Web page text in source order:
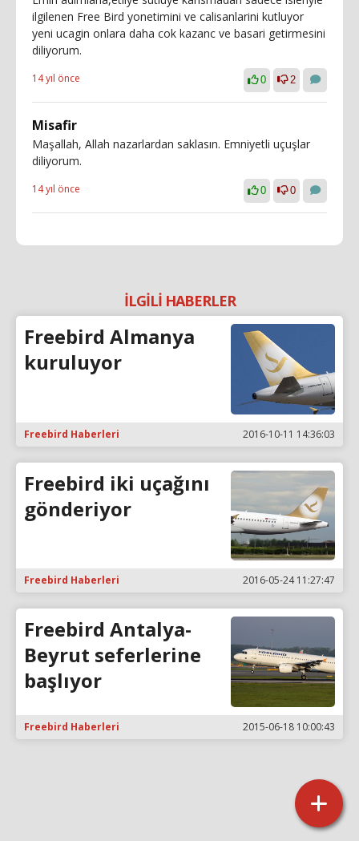
ilgilenen Free Bird yonetimini ve calisanlarini kutluyor
yeni ucagin onlara daha cok kazanc ve basari getirmesini
diliyorum.
14 yıl önce 0 2
Misafir
Maşallah, Allah nazarlardan saklasın. Emniyetli uçuşlar
diliyorum.
14 yıl önce 0 0
İLGİLİ HABERLER
Freebird Almanya
kuruluyor
Freebird Haberleri 2016-10-11 14:36:03
Freebird iki uçağını
gönderiyor
Freebird Haberleri 2016-05-24 11:27:47
Freebird Antalya-
Beyrut seferlerine
başlıyor
Freebird Haberleri 2015-06-18 10:00:43